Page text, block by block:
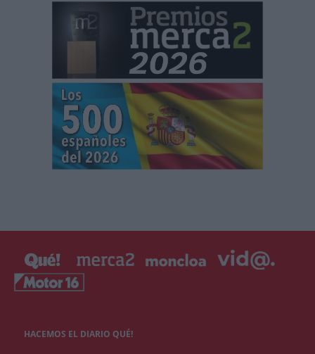
HACEMOS EL DIARIO QUÉ!